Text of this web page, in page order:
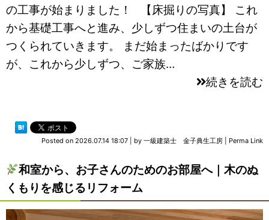
の工事が始まりました！ 【床掘りの写真】 これ
から基礎工事へと進み、少しずつ住まいの土台が
つくられていきます。 まだ始まったばかりです
が、これから少しずつ、ご家族…
続きを読む
Posted on 2026.07.14 18:07 by 一級建築士 金子典生工房 Perma Link
和室から、お子さんのためのお部屋へ｜木のぬ
くもりを感じるリフォーム